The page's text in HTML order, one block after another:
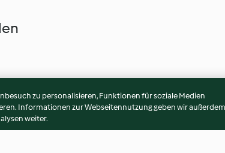
zu personalisieren, Funktionen für soziale Medien
Informationen zur Webseitennutzung geben wir außerdem
weiter.